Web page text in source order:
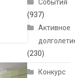
События
(937)
Активное
(230)
Конкурс